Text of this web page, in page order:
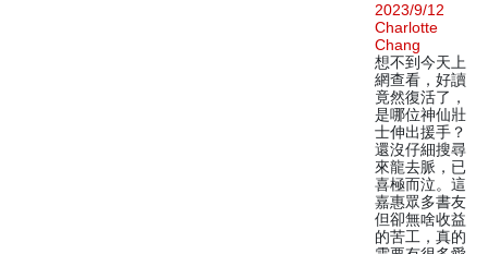
2023/9/12
Charlotte
Chang
想不到今天上
網查看，好讀
竟然復活了，
是哪位神仙壯
士伸出援手？
還沒仔細搜尋
來龍去脈，已
喜極而泣。這
嘉惠眾多書友
但卻無啥收益
的苦工，真的